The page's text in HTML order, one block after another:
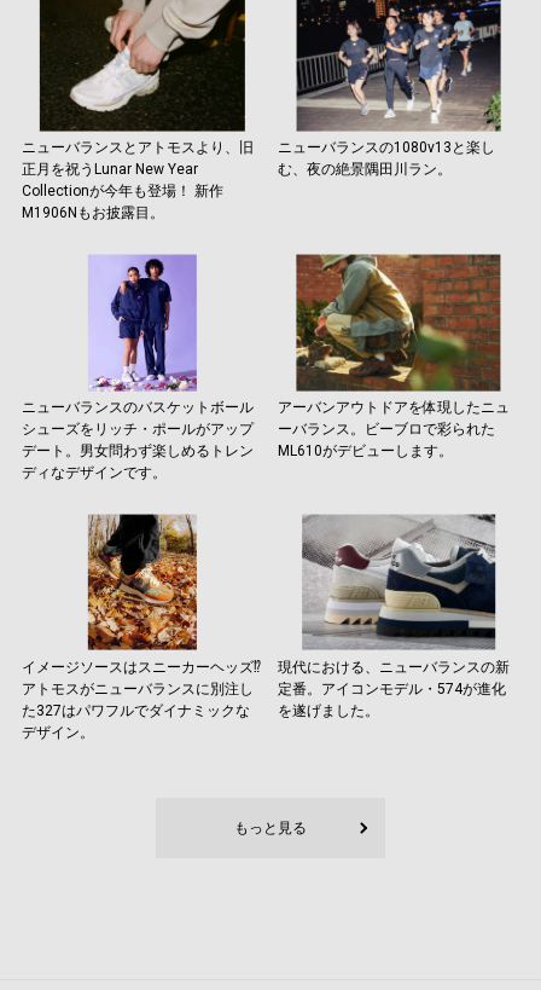
ニューバランスとアトモスより、旧
正月を祝うLunar New Year
Collectionが今年も登場！ 新作
M1906Nもお披露目。
ニューバランスの1080v13と楽し
む、夜の絶景隅田川ラン。
ニューバランスのバスケットボール
シューズをリッチ・ポールがアップ
デート。男女問わず楽しめるトレン
ディなデザインです。
アーバンアウトドアを体現したニュ
ーバランス。ビーブロで彩られた
ML610がデビューします。
イメージソースはスニーカーヘッズ⁉︎
アトモスがニューバランスに別注し
た327はパワフルでダイナミックな
デザイン。
現代における、ニューバランスの新
定番。アイコンモデル・574が進化
を遂げました。
もっと見る